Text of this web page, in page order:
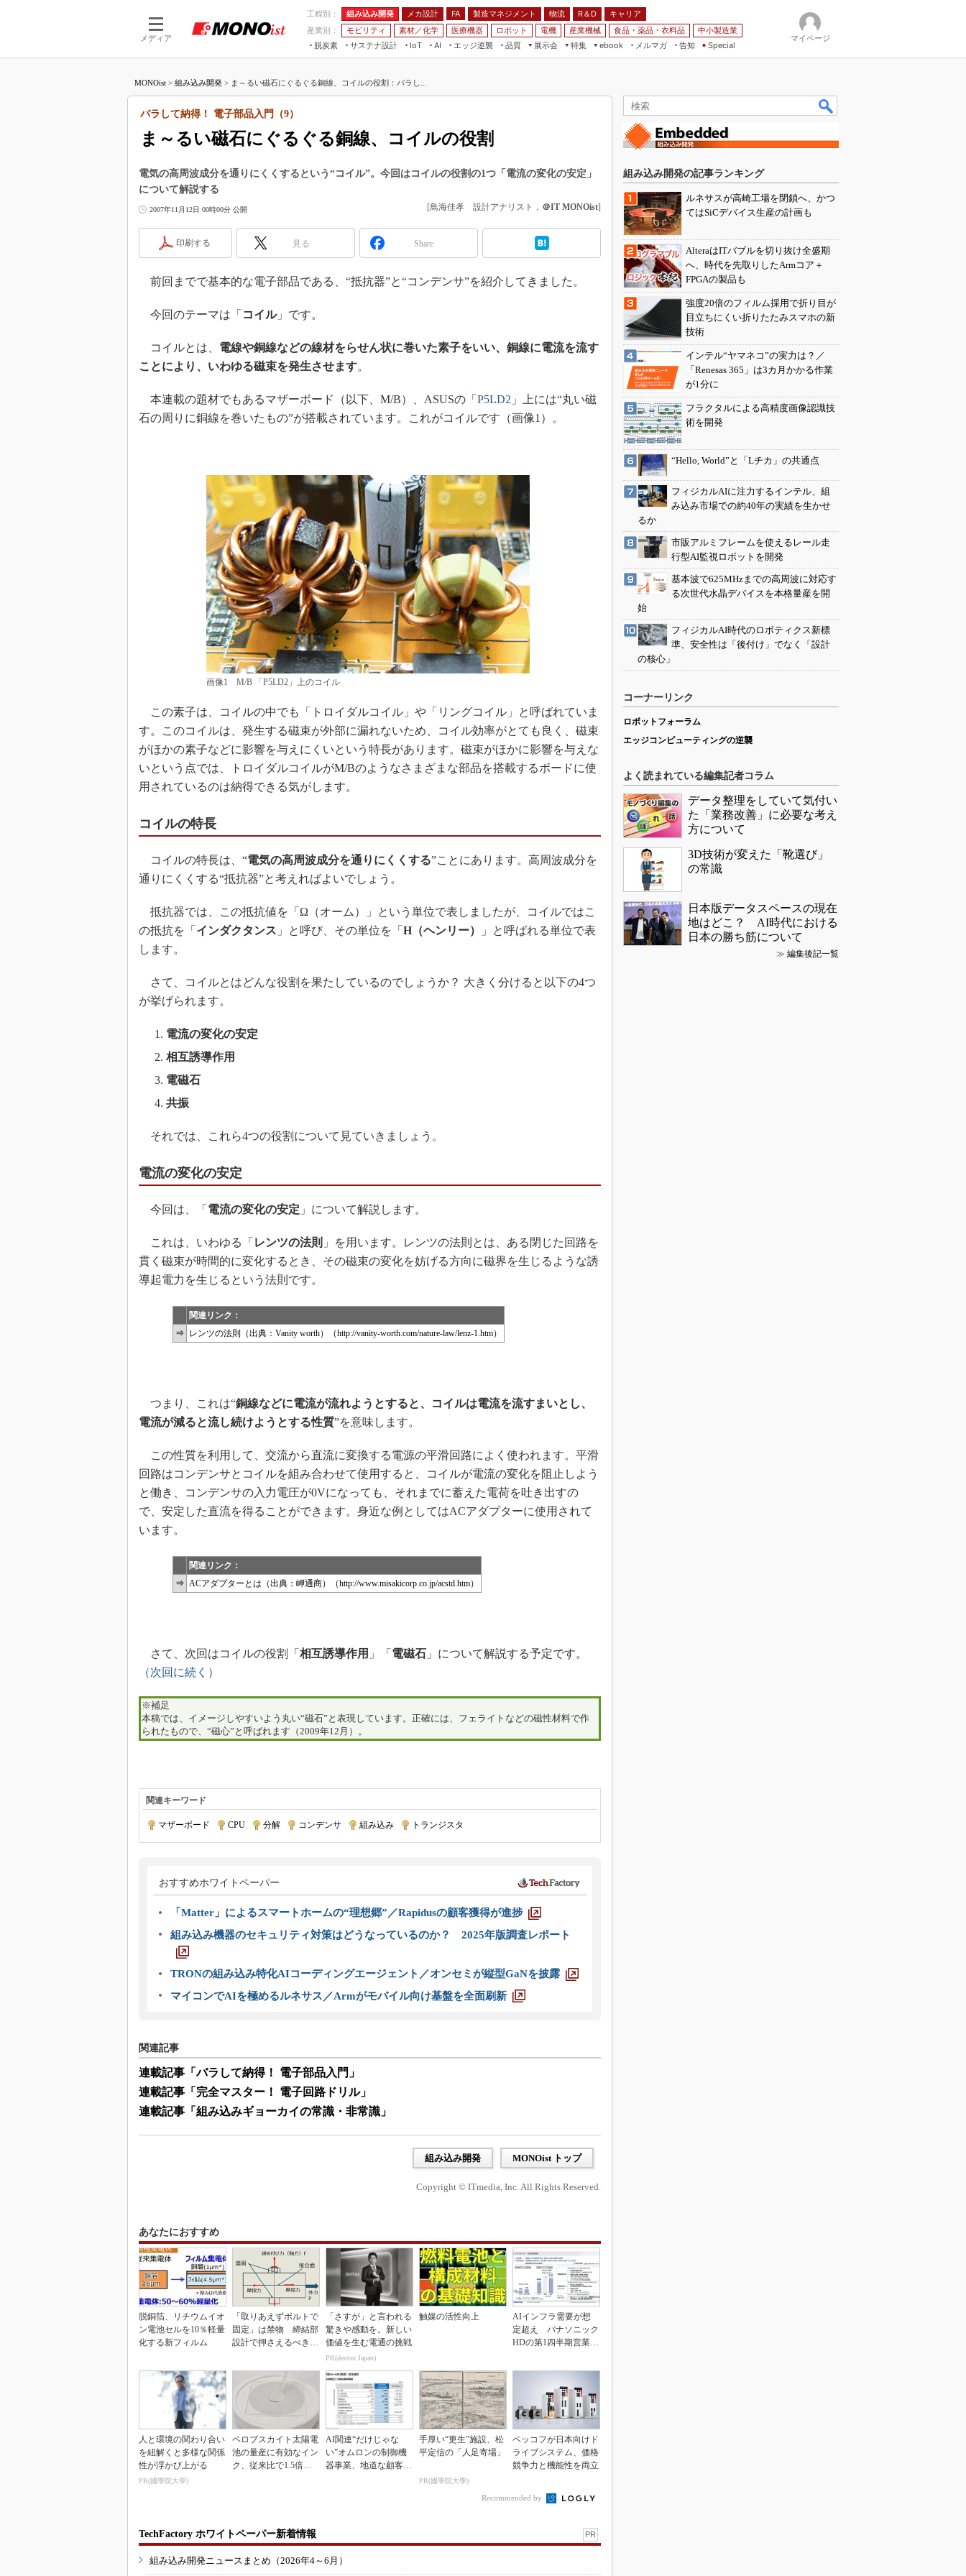
メディア
工程別： 組み込み開発 メカ設計 FA 製造マネジメント 物流 R＆D
キャリア
産業別：
モビリティ 素材／化学 医療機器 ロボット 電機 産業機械 食品・薬品・衣料品
中小製造業
脱炭素
サステナ設計
IoT
つながる工場
つながるサービス
AI
AI×設備保全
エッジ逆襲 品質
展示会
JIMTOF
IIFES
TECHNO-FRONTIER
人テク展
スマート工場EXPO
特集
つながるクルマ
フィールドサービス
FPGA
車載ソフト開発
ISO26262
デジタルツインとCAE
インダストリー4.0
イノベーション
植物工場
知財マネジメント
海外生産
グローバル設計・開発
制御セキュリティ
新型コロナへの対応
ebook
モビリティ
素材／化学
メルマガ
告知 Special
マイページ
MONOist > 組み込み開発 > ま～るい磁石にぐるぐる銅線、コイルの役割：バラし...
ま～るい磁石にぐるぐる銅線、コイルの役割
バラして納得！ 電子部品入門（9）
電気の高周波成分を通りにくくするという“コイル”。今回はコイルの役割の1つ「電流の変化の安定」
について解説する
2007年11月12日 00時00分 公開 [鳥海佳孝 設計アナリスト， ＠IT MONOist]
印刷する 見る Share
前回までで基本的な電子部品である、“抵抗器”と“コンデンサ”を紹介してきました。
今回のテーマは「 コイル」です。
コイルとは、 電線や銅線などの線材をらせん状に巻いた素子をいい、銅線に電流を流す
ことにより、いわゆる磁束を発生させます。
本連載の題材でもあるマザーボード（以下、M/B）、ASUSの「 P5LD2 」上には“丸い磁
石の周りに銅線を巻いたもの”が搭載されています。これがコイルです（画像1）。
画像1 M/B 「P5LD2」上のコイル
この素子は、コイルの中でも「トロイダルコイル」や「リングコイル」と呼ばれていま
す。このコイルは、発生する磁束が外部に漏れないため、コイル効率がとても良く、磁束
がほかの素子などに影響を与えにくいという特長があります。磁束がほかに影響を与えな
いという点では、トロイダルコイルがM/Bのようなさまざまな部品を搭載するボードに使
用されているのは納得できる気がします。
コイルの特長
コイルの特長は、“電気の高周波成分を通りにくくする”ことにあります。高周波成分を
通りにくくする“抵抗器”と考えればよいでしょう。
抵抗器では、この抵抗値を「Ω（オーム）」という単位で表しましたが、コイルではこ
の抵抗を「 インダクタンス 」と呼び、その単位を「 H（ヘンリー）
」と呼ばれる単位で表
します。
さて、コイルとはどんな役割を果たしているのでしょうか？ 大きく分けると以下の4つ
が挙げられます。
電流の変化の安定
相互誘導作用
電磁石
共振
それでは、これら4つの役割について見ていきましょう。
電流の変化の安定
今回は、「 電流の変化の安定 」について解説します。
これは、いわゆる「 レンツの法則 」を用います。レンツの法則とは、ある閉じた回路を
貫く磁束が時間的に変化するとき、その磁束の変化を妨げる方向に磁界を生じるような誘
導起電力を生じるという法則です。
関連リンク：
⇒
レンツの法則（出典：Vanity worth）（http://vanity-worth.com/nature-law/lenz-1.htm）
つまり、これは“銅線などに電流が流れようとすると、コイルは電流を流すまいとし、
電流が減ると流し続けようとする性質”を意味します。
この性質を利用して、交流から直流に変換する電源の平滑回路によく使われます。平滑
回路はコンデンサとコイルを組み合わせて使用すると、コイルが電流の変化を阻止しよう
と働き、コンデンサの入力電圧が0Vになっても、それまでに蓄えた電荷を吐き出すの
で、安定した直流を得ることができます。身近な例としてはACアダプターに使用されて
います。
関連リンク：
⇒ ACアダプターとは（出典：岬通商）（http://www.misakicorp.co.jp/acstd.htm）
さて、次回はコイルの役割「 相互誘導作用 」「 電磁石 」について解説する予定です。
（次回に続く）
※補足
本稿では、イメージしやすいよう丸い“磁石”と表現しています。正確には、フェライトなどの磁性材料で作
られたもので、“磁心”と呼ばれます（2009年12月）。
関連キーワード
マザーボード CPU 分解 コンデンサ 組み込み トランジスタ
おすすめホワイトペーパー
「Matter」によるスマートホームの“理想郷”／Rapidusの顧客獲得が進捗
組み込み機器のセキュリティ対策はどうなっているのか？ 2025年版調査レポート
TRONの組み込み特化AIコーディングエージェント／オンセミが縦型GaNを披露
マイコンでAIを極めるルネサス／Armがモバイル向け基盤を全面刷新
関連記事
連載記事「バラして納得！ 電子部品入門」
連載記事「完全マスター！ 電子回路ドリル」
連載記事「組み込みギョーカイの常識・非常識」
組み込み開発 MONOist トップ
Copyright © ITmedia, Inc. All Rights Reserved.
あなたにおすすめ
脱銅箔、リチウムイオ
ン電池セルを10％軽量
化する新フィルム
「取りあえずボルトで
固定」は禁物 締結部
設計で押さえるべき基
「さすが」と言われる
驚きや感動を。新しい
価値を生む電通の挑戦
PR(dentsu Japan)
触媒の活性向上
AIインフラ需要が想
定超え パナソニック
HDの第1四半期営業利
人と環境の関わり合い
を紐解くと多様な関係
性が浮かび上がる
PR(國學院大學)
ペロブスカイト太陽電
池の量産に有効なイン
ク、従来比で1.5倍の
AI関連“だけじゃな
い”オムロンの制御機
器事業、地道な顧客基
手厚い“更生”施設、松
平定信の「人足寄場」
PR(國學院大學)
ベッコフが日本向けド
ライブシステム、価格
競争力と機能性を両立
Recommended by
TechFactory ホワイトペーパー新着情報 PR
組み込み開発ニュースまとめ（2026年4～6月）
組み込み開発の記事ランキング
ルネサスが高崎工場を閉鎖へ、かつ
てはSiCデバイス生産の計画も
AlteraはITバブルを切り抜け全盛期
へ、時代を先取りしたArmコア＋
FPGAの製品も
強度20倍のフィルム採用で折り目が
目立ちにくい折りたたみスマホの新
技術
インテル“ヤマネコ”の実力は？／
「Renesas 365」は3カ月かかる作業
が1分に
フラクタルによる高精度画像認識技
術を開発
“Hello, World”と「Lチカ」の共通点
フィジカルAIに注力するインテル、組
み込み市場での約40年の実績を生かせ
るか
市販アルミフレームを使えるレール走
行型AI監視ロボットを開発
基本波で625MHzまでの高周波に対応す
る次世代水晶デバイスを本格量産を開
始
フィジカルAI時代のロボティクス新標
準、安全性は「後付け」でなく「設計
の核心」
コーナーリンク
ロボットフォーラム
エッジコンピューティングの逆襲
よく読まれている編集記者コラム
データ整理をしていて気付い
た「業務改善」に必要な考え
方について
3D技術が変えた「靴選び」
の常識
日本版データスペースの現在
地はどこ？ AI時代における
日本の勝ち筋について
≫ 編集後記一覧